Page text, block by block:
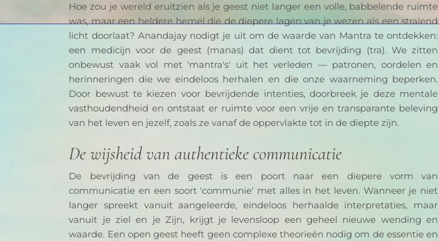
Hoe zou je wereld eruitzien als je geest niet langer een volle, babbelende ruimte
was, maar een heldere hemel die de diepere lagen van je wezen als een stralend
licht doorlaat? Anandajay nodigt je uit om de waarde van Mantra te ontdekken:
een medicijn voor de geest (manas) dat dient tot bevrijding (tra). We zitten
onbewust vaak vol met 'mantra's' uit het verleden — patronen, oordelen en
herinneringen die we eindeloos herhalen en die onze waarneming beperken.
Door bewust te kiezen voor bevrijdende intenties, doorbreek je deze mentale
vasthoudendheid en ontstaat er ruimte voor een vrije en transparante beleving
van het leven en jezelf, zoals ze vanaf de oppervlakte tot in de diepte zijn.
De wijsheid van authentieke communicatie
De bevrijding van de geest is een poort naar een diepere vorm van
communicatie en een soort 'communie' met alles in het leven. Wanneer je niet
langer spreekt vanuit aangeleerde, eindeloos herhaalde interpretaties, maar
vanuit je ziel en je Zijn, krijgt je levensloop een geheel nieuwe wending en
waarde. Een open geest heeft geen complexe theorieën nodig om de essentie en